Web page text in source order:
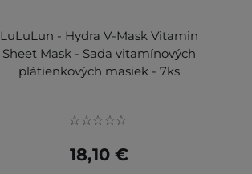
LuLuLun - Hydra V-Mask Vitamin
Sheet Mask - Sada vitamínových
plátienkových masiek - 7ks
18,10 €